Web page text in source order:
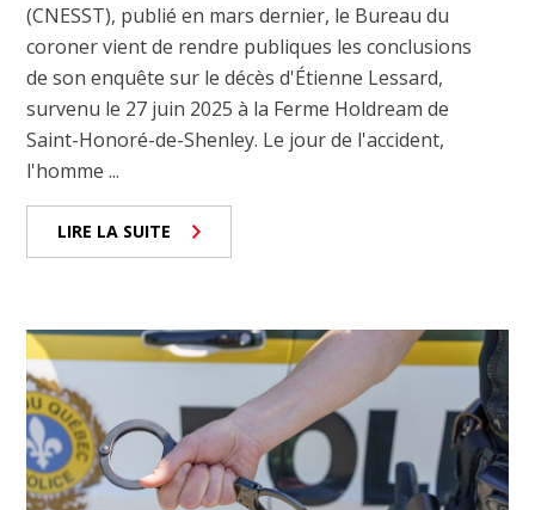
(CNESST), publié en mars dernier, le Bureau du
coroner vient de rendre publiques les conclusions
de son enquête sur le décès d'Étienne Lessard,
survenu le 27 juin 2025 à la Ferme Holdream de
Saint-Honoré-de-Shenley. Le jour de l'accident,
l'homme ...
LIRE LA SUITE